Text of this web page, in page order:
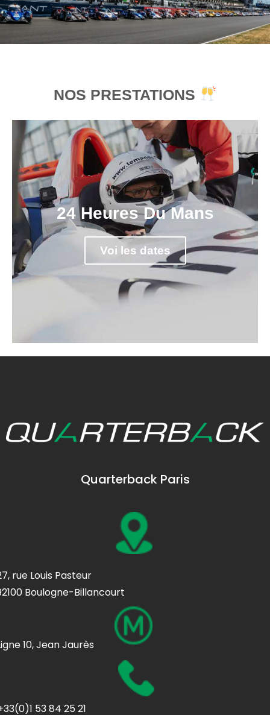
NOS PRESTATIONS
24 Heures Du Mans
Voi les dates
Quarterback Paris
rue Louis Pasteur
Boulogne-Billancourt
10, Jean Jaurès
53 84 25 21